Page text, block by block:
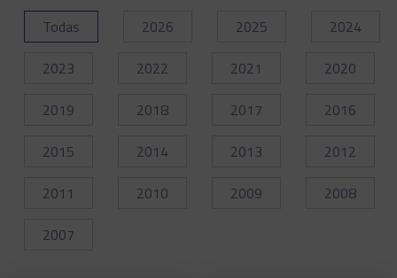
Todas 2026 2025
2024
2023
2022 2021
2020
2019
2018 2017
2016
2015
2014 2013
2012
2011
2010 2009
2008
2007